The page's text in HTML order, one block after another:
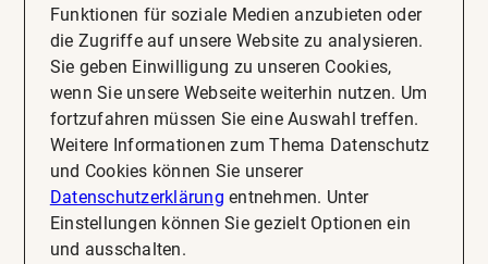
6,79% Rendite - Chalet Resort Sibyllenbad – Ferienimmobilie als Kapitalanlage im Kurgebiet Bad Neualbenreuth
freizeitimmobilie_gewerblich zu kaufen
Gesamtfläche
ca. 9.600 m²
Kaufpreis
9.096.000 € Mehr erfahren
Funktionen für soziale Medien anzubieten oder
die Zugriffe auf unsere Website zu analysieren.
Sie geben Einwilligung zu unseren Cookies,
wenn Sie unsere Webseite weiterhin nutzen. Um
fortzufahren müssen Sie eine Auswahl treffen.
Weitere Informationen zum Thema Datenschutz
und Cookies können Sie unserer
Datenschutzerklärung entnehmen. Unter
Einstellungen können Sie gezielt Optionen ein
und ausschalten.